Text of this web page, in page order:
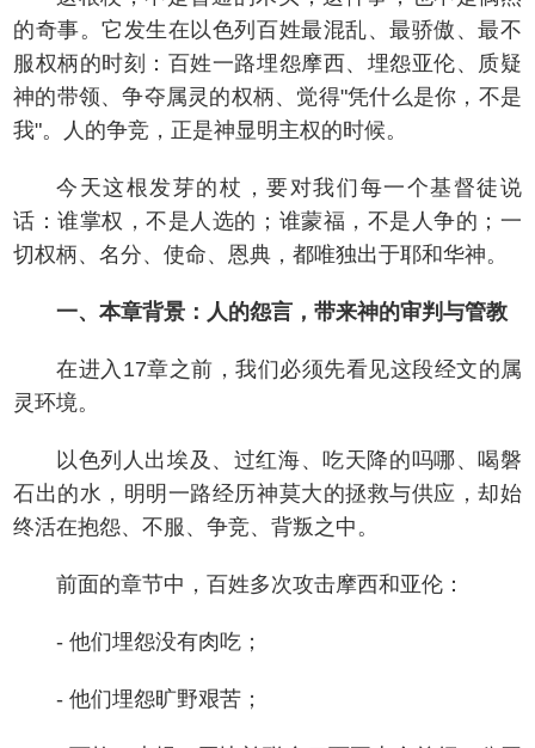
的奇事。它发生在以色列百姓最混乱、最骄傲、最不
服权柄的时刻：百姓一路埋怨摩西、埋怨亚伦、质疑
神的带领、争夺属灵的权柄、觉得"凭什么是你，不是
我"。人的争竞，正是神显明主权的时候。
今天这根发芽的杖，要对我们每一个基督徒说
话：谁掌权，不是人选的；谁蒙福，不是人争的；一
切权柄、名分、使命、恩典，都唯独出于耶和华神。
一、本章背景：人的怨言，带来神的审判与管教
在进入17章之前，我们必须先看见这段经文的属
灵环境。
以色列人出埃及、过红海、吃天降的吗哪、喝磐
石出的水，明明一路经历神莫大的拯救与供应，却始
终活在抱怨、不服、争竞、背叛之中。
前面的章节中，百姓多次攻击摩西和亚伦：
- 他们埋怨没有肉吃；
- 他们埋怨旷野艰苦；